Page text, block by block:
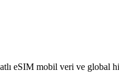
eSIM mobil veri ve global